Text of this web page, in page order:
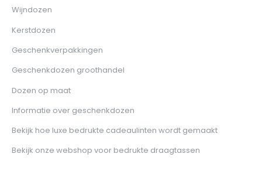
Wijndozen
Kerstdozen
Geschenkverpakkingen
Geschenkdozen groothandel
Dozen op maat
Informatie over geschenkdozen
Bekijk hoe luxe bedrukte cadeaulinten wordt gemaakt
Bekijk onze webshop voor bedrukte draagtassen